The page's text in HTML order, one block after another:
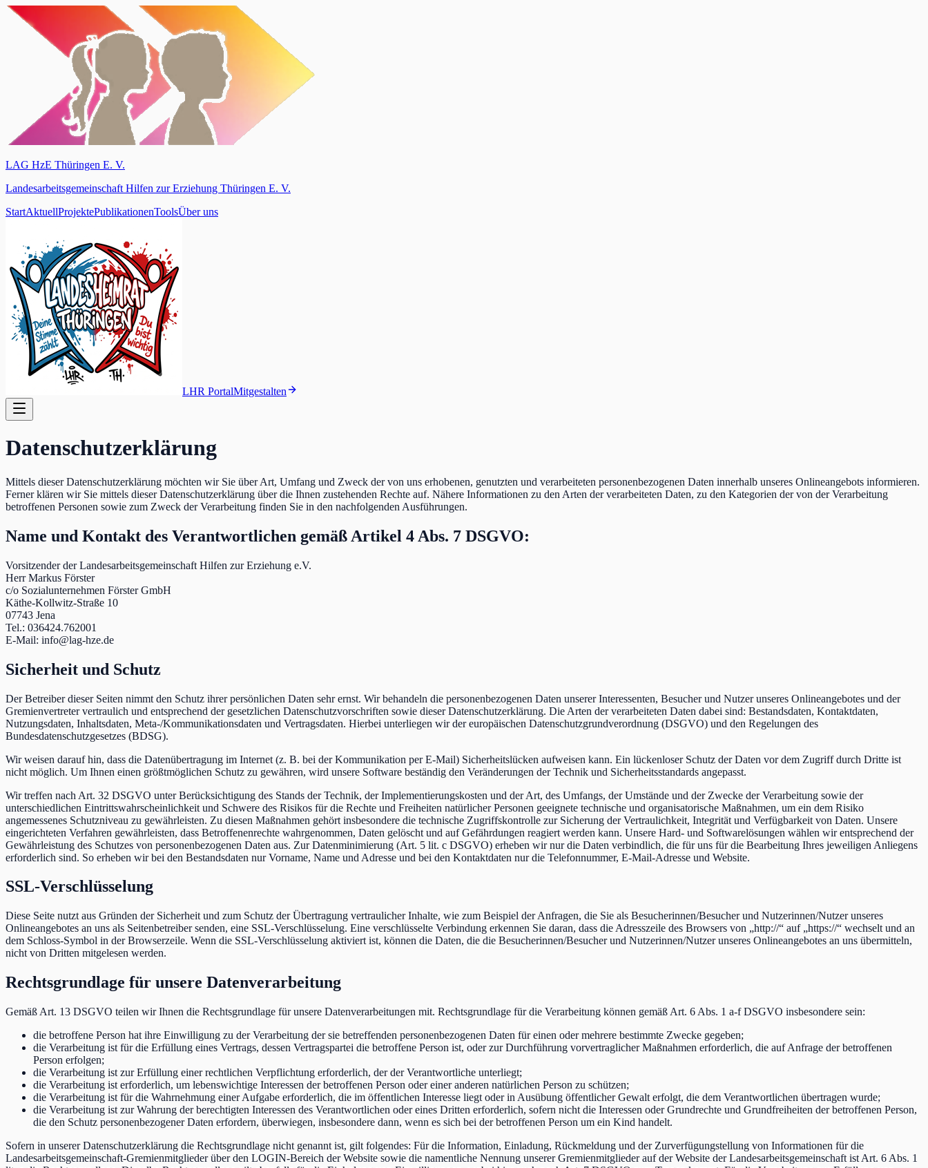
LAG HzE Thüringen E. V.
Landesarbeitsgemeinschaft Hilfen zur Erziehung Thüringen E. V.
StartAktuellProjektePublikationenToolsÜber uns
LHR PortalMitgestalten
Datenschutzerklärung
Mittels dieser Datenschutzerklärung möchten wir Sie über Art, Umfang und Zweck der von uns erhobenen, genutzten und verarbeiteten personenbezogenen Daten innerhalb unseres Onlineangebots informieren.
Ferner klären wir Sie mittels dieser Datenschutzerklärung über die Ihnen zustehenden Rechte auf. Nähere Informationen zu den Arten der verarbeiteten Daten, zu den Kategorien der von der Verarbeitung
betroffenen Personen sowie zum Zweck der Verarbeitung finden Sie in den nachfolgenden Ausführungen.
Name und Kontakt des Verantwortlichen gemäß Artikel 4 Abs. 7 DSGVO:
Vorsitzender der Landesarbeitsgemeinschaft Hilfen zur Erziehung e.V.
Herr Markus Förster
c/o Sozialunternehmen Förster GmbH
Käthe-Kollwitz-Straße 10
07743 Jena
Tel.: 036424.762001
E-Mail: info@lag-hze.de
Sicherheit und Schutz
Der Betreiber dieser Seiten nimmt den Schutz ihrer persönlichen Daten sehr ernst. Wir behandeln die personenbezogenen Daten unserer Interessenten, Besucher und Nutzer unseres Onlineangebotes und der
Gremienvertreter vertraulich und entsprechend der gesetzlichen Datenschutzvorschriften sowie dieser Datenschutzerklärung. Die Arten der verarbeiteten Daten dabei sind: Bestandsdaten, Kontaktdaten,
Nutzungsdaten, Inhaltsdaten, Meta-/Kommunikationsdaten und Vertragsdaten. Hierbei unterliegen wir der europäischen Datenschutzgrundverordnung (DSGVO) und den Regelungen des
Bundesdatenschutzgesetzes (BDSG).
Wir weisen darauf hin, dass die Datenübertragung im Internet (z. B. bei der Kommunikation per E-Mail) Sicherheitslücken aufweisen kann. Ein lückenloser Schutz der Daten vor dem Zugriff durch Dritte ist
nicht möglich. Um Ihnen einen größtmöglichen Schutz zu gewähren, wird unsere Software beständig den Veränderungen der Technik und Sicherheitsstandards angepasst.
Wir treffen nach Art. 32 DSGVO unter Berücksichtigung des Stands der Technik, der Implementierungskosten und der Art, des Umfangs, der Umstände und der Zwecke der Verarbeitung sowie der
unterschiedlichen Eintrittswahrscheinlichkeit und Schwere des Risikos für die Rechte und Freiheiten natürlicher Personen geeignete technische und organisatorische Maßnahmen, um ein dem Risiko
angemessenes Schutzniveau zu gewährleisten. Zu diesen Maßnahmen gehört insbesondere die technische Zugriffskontrolle zur Sicherung der Vertraulichkeit, Integrität und Verfügbarkeit von Daten. Unsere
eingerichteten Verfahren gewährleisten, dass Betroffenenrechte wahrgenommen, Daten gelöscht und auf Gefährdungen reagiert werden kann. Unsere Hard- und Softwarelösungen wählen wir entsprechend der
Gewährleistung des Schutzes von personenbezogenen Daten aus. Zur Datenminimierung (Art. 5 lit. c DSGVO) erheben wir nur die Daten verbindlich, die für uns für die Bearbeitung Ihres jeweiligen Anliegens
erforderlich sind. So erheben wir bei den Bestandsdaten nur Vorname, Name und Adresse und bei den Kontaktdaten nur die Telefonnummer, E-Mail-Adresse und Website.
SSL-Verschlüsselung
Diese Seite nutzt aus Gründen der Sicherheit und zum Schutz der Übertragung vertraulicher Inhalte, wie zum Beispiel der Anfragen, die Sie als Besucherinnen/Besucher und Nutzerinnen/Nutzer unseres
Onlineangebotes an uns als Seitenbetreiber senden, eine SSL-Verschlüsselung. Eine verschlüsselte Verbindung erkennen Sie daran, dass die Adresszeile des Browsers von „http://“ auf „https://“ wechselt und an
dem Schloss-Symbol in der Browserzeile. Wenn die SSL-Verschlüsselung aktiviert ist, können die Daten, die die Besucherinnen/Besucher und Nutzerinnen/Nutzer unseres Onlineangebotes an uns übermitteln,
nicht von Dritten mitgelesen werden.
Rechtsgrundlage für unsere Datenverarbeitung
Gemäß Art. 13 DSGVO teilen wir Ihnen die Rechtsgrundlage für unsere Datenverarbeitungen mit. Rechtsgrundlage für die Verarbeitung können gemäß Art. 6 Abs. 1 a-f DSGVO insbesondere sein:
die betroffene Person hat ihre Einwilligung zu der Verarbeitung der sie betreffenden personenbezogenen Daten für einen oder mehrere bestimmte Zwecke gegeben;
die Verarbeitung ist für die Erfüllung eines Vertrags, dessen Vertragspartei die betroffene Person ist, oder zur Durchführung vorvertraglicher Maßnahmen erforderlich, die auf Anfrage der betroffenen
Person erfolgen;
die Verarbeitung ist zur Erfüllung einer rechtlichen Verpflichtung erforderlich, der der Verantwortliche unterliegt;
die Verarbeitung ist erforderlich, um lebenswichtige Interessen der betroffenen Person oder einer anderen natürlichen Person zu schützen;
die Verarbeitung ist für die Wahrnehmung einer Aufgabe erforderlich, die im öffentlichen Interesse liegt oder in Ausübung öffentlicher Gewalt erfolgt, die dem Verantwortlichen übertragen wurde;
die Verarbeitung ist zur Wahrung der berechtigten Interessen des Verantwortlichen oder eines Dritten erforderlich, sofern nicht die Interessen oder Grundrechte und Grundfreiheiten der betroffenen Person,
die den Schutz personenbezogener Daten erfordern, überwiegen, insbesondere dann, wenn es sich bei der betroffenen Person um ein Kind handelt.
Sofern in unserer Datenschutzerklärung die Rechtsgrundlage nicht genannt ist, gilt folgendes: Für die Information, Einladung, Rückmeldung und der Zurverfügungstellung von Informationen für die
Landesarbeitsgemeinschaft-Gremienmitglieder über den LOGIN-Bereich der Website sowie die namentliche Nennung unserer Gremienmitglieder auf der Website der Landesarbeitsgemeinschaft ist Art. 6 Abs. 1